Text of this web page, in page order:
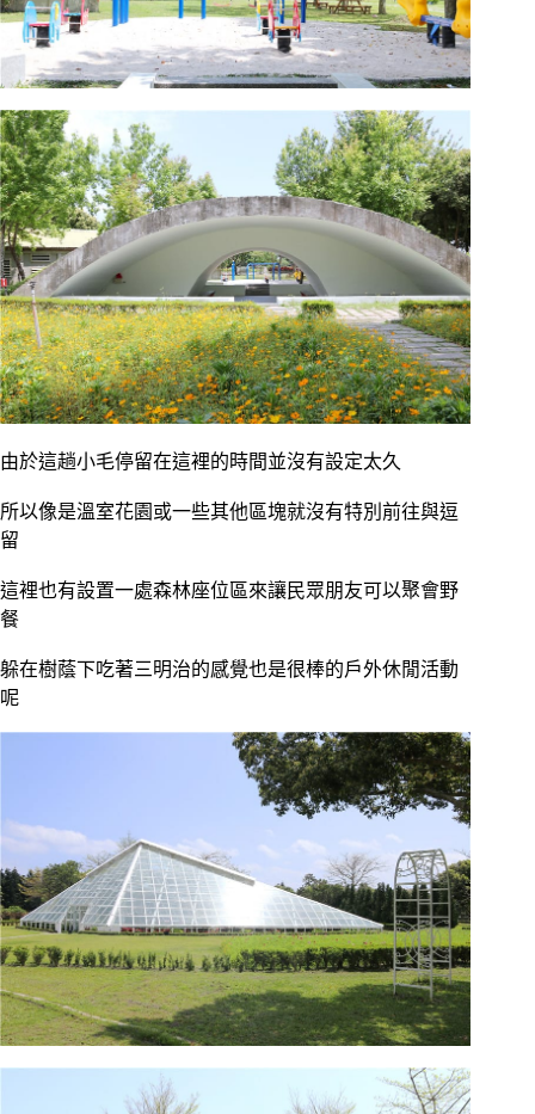
由於這趟小毛停留在這裡的時間並沒有設定太久
所以像是溫室花園或一些其他區塊就沒有特別前往與逗
留
這裡也有設置一處森林座位區來讓民眾朋友可以聚會野
餐
躲在樹蔭下吃著三明治的感覺也是很棒的戶外休閒活動
呢